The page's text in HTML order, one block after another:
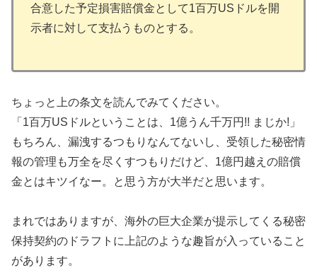
合意した予定損害賠償金として1百万USドルを開
示者に対して支払うものとする。
ちょっと上の条文を読んでみてください。
「1百万USドルということは、1億うん千万円!! まじか!」
もちろん、漏洩するつもりなんてないし、受領した秘密情
報の管理も万全を尽くすつもりだけど、1億円越えの賠償
金とはキツイなー。と思う方が大半だと思います。
まれではありますが、海外の巨大企業が提示してくる秘密
保持契約のドラフトに上記のような趣旨が入っていること
があります。